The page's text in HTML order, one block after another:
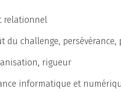
relationnel
du challenge, persévérance,
rigueur
informatique et